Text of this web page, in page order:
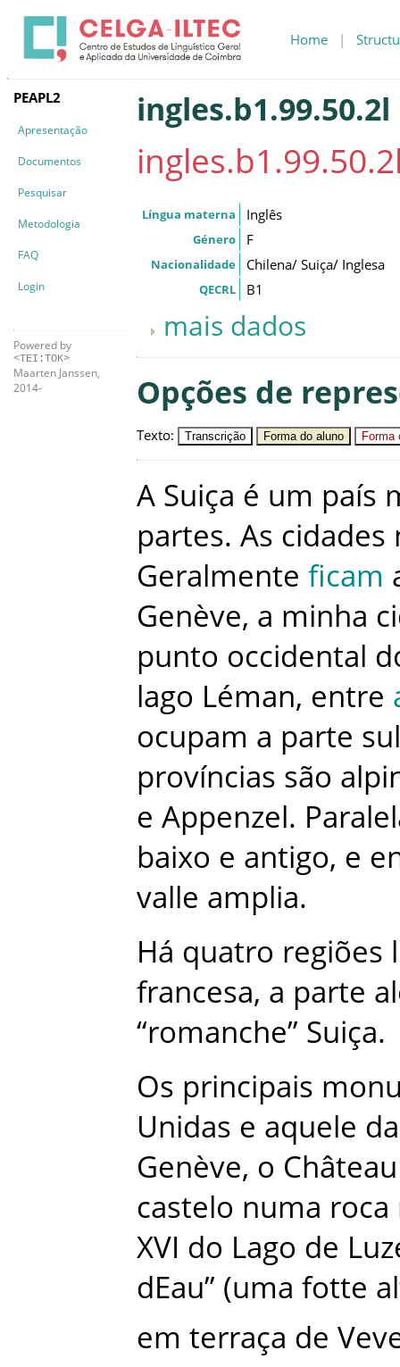
Home |
PEAPL2
Apresentação
Documentos
Pesquisar
Metodologia
FAQ
Login
Powered by
<TEI:TOK>
Maarten Janssen,
2014-
ingles.b1.99.50.2l
Língua materna Inglês
Género F
Nacionalidade Chilena/ Suiça/ Inglesa
QECRL B1
mais dados
Opções de
Texto: Transcrição Forma do aluno Forma
A Suiça é um país
partes. As cidades
Geralmente ficam
Genève, a minha
punto occidental
lago Léman, entre
ocupam a parte sul
províncias são
e Appenzel.
baixo e antigo, e
valle amplia.
Há quatro regiões
francesa, a parte
“romanche” Suiça.
Os principais
Unidas e aquele da
Genève, o Château
castelo numa roca
XVI do Lago de
dEau” (uma fotte
em terraça de